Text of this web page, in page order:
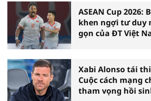
ASEAN Cup 2026:
khen ngợi tư duy
gọn của ĐT Việt
Xabi Alonso tái
Cuộc cách mạng
tham vọng hồi